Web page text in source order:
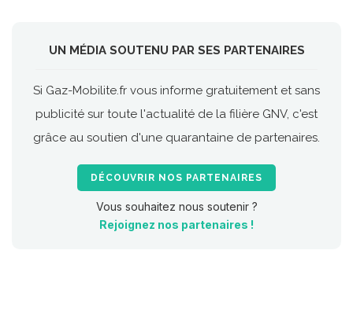
UN MÉDIA SOUTENU PAR SES PARTENAIRES
Si Gaz-Mobilite.fr vous informe gratuitement et sans
publicité sur toute l'actualité de la filière GNV, c'est
grâce au soutien d'une quarantaine de partenaires.
DÉCOUVRIR NOS PARTENAIRES
Vous souhaitez nous soutenir ?
Rejoignez nos partenaires !